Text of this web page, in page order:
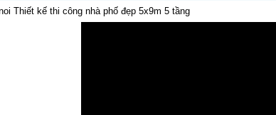
Thiết kế thi công nhà phố đẹp 5x9m 5 tầng